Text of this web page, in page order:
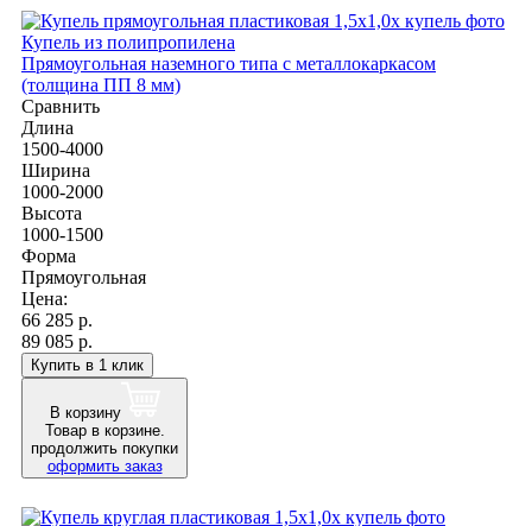
Купель из полипропилена
Прямоугольная наземного типа с металлокаркасом
(толщина ПП 8 мм)
Сравнить
Длина
1500-4000
Ширина
1000-2000
Высота
1000-1500
Форма
Прямоугольная
Цена:
66 285 р.
89 085 р.
Купить в 1 клик
В корзину
Товар в корзине.
продолжить покупки
оформить заказ